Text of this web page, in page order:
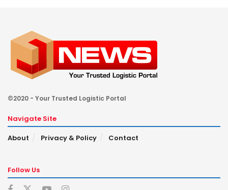
©2020 - Your Trusted Logistic Portal
Navigate Site
About
Privacy & Policy Contact
Follow Us